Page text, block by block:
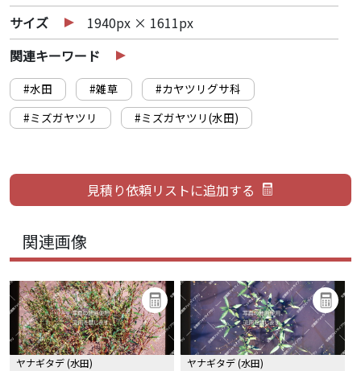
サイズ
1940px × 1611px
関連キーワード
#水田 #雑草
#カヤツリグサ科
#ミズガヤツリ
#ミズガヤツリ(水田)
関連画像
ヤナギタデ (水田) ヤナギタデ (水田)